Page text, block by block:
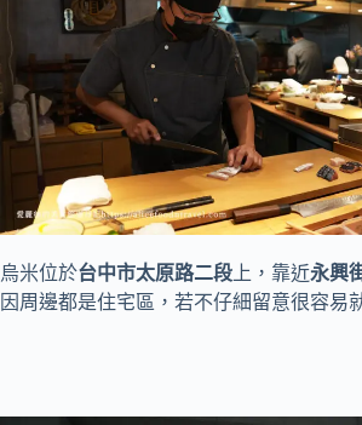
烏米位於台中市太原路二段 上，靠近永興
因周邊都是住宅區，若不仔細留意很容易